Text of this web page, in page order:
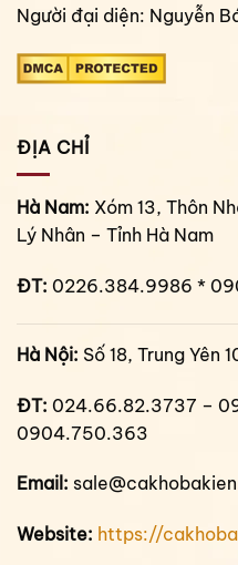
Người đại diện: Nguyễn
ĐỊA CHỈ
Hà Nam: Xóm 13, Thôn
Lý Nhân – Tỉnh Hà Nam
ĐT: 0226.384.9986 *
Hà Nội: Số 18, Trung Yên
ĐT: 024.66.82.3737 –
0904.750.363
Email:
Website: https://